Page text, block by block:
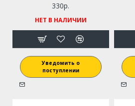
330р.
НЕТ В НАЛИЧИИ
Уведомить о
поступлении